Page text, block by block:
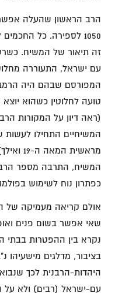
הרב הראשון שהעלה
1050 לספירה. כל
זה תיאור של המשיח.
עם ישראל, התעוררה
המפורסם שבהם היה
טועה לחלוטין כשהוא
המשיחיים התחילו לעשות
המשיח, התרבה מספר
כפתרון נוח לשימוש
אולם קריאה מעמיקה של
שאי אפשר בשום פנים
נקרא בין ההפטרות בבתי
בציבור, מדלגים מישעיהו
היהדות-הרבנית לכך
עם-ישראל (רבים) ולא